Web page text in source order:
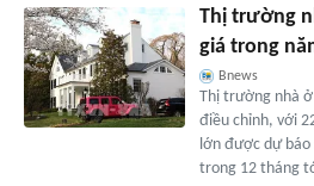
Thị trường
giá trong
Bnews
Thị trường nhà
điều chỉnh, với
lớn được dự báo
trong 12 tháng